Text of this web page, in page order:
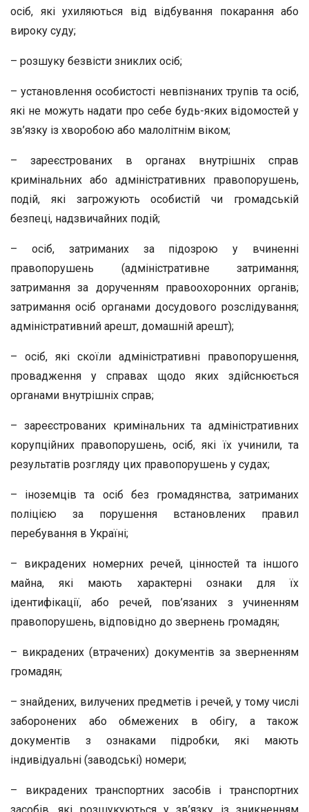
осіб, які ухиляються від відбування покарання або
вироку суду;
– розшуку безвісти зниклих осіб;
– установлення особистості невпізнаних трупів та осіб,
які не можуть надати про себе будь-яких відомостей у
зв’язку із хворобою або малолітнім віком;
– зареєстрованих в органах внутрішніх справ
кримінальних або адміністративних правопорушень,
подій, які загрожують особистій чи громадській
безпеці, надзвичайних подій;
– осіб, затриманих за підозрою у вчиненні
правопорушень (адміністративне затримання;
затримання за дорученням правоохоронних органів;
затримання осіб органами досудового розслідування;
адміністративний арешт, домашній арешт);
– осіб, які скоїли адміністративні правопорушення,
провадження у справах щодо яких здійснюється
органами внутрішніх справ;
– зареєстрованих кримінальних та адміністративних
корупційних правопорушень, осіб, які їх учинили, та
результатів розгляду цих правопорушень у судах;
– іноземців та осіб без громадянства, затриманих
поліцією за порушення встановлених правил
перебування в Україні;
– викрадених номерних речей, цінностей та іншого
майна, які мають характерні ознаки для їх
ідентифікації, або речей, пов’язаних з учиненням
правопорушень, відповідно до звернень громадян;
– викрадених (втрачених) документів за зверненням
громадян;
– знайдених, вилучених предметів і речей, у тому числі
заборонених або обмежених в обігу, а також
документів з ознаками підробки, які мають
індивідуальні (заводські) номери;
– викрадених транспортних засобів і транспортних